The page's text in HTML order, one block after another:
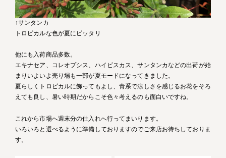
↑サンタンカ
トロピカルな色が夏にピッタリ
他にも入荷商品多数。
エキナセア、コレオプシス、ハイビスカス、サンタンカなどの出荷が始
まりいよいよ売り場も一部が夏モードになってきました。
夏らしくトロピカルに飾ってもよし、青系で涼しさを感じるお花をそろ
えても良し、暑い時期だからこそ色々考えるのも面白いですね。
これから市場へ週末分の仕入れへ行ってまいります。
いろいろと選べるように準備しておりますのでご来店お待ちしておりま
す。